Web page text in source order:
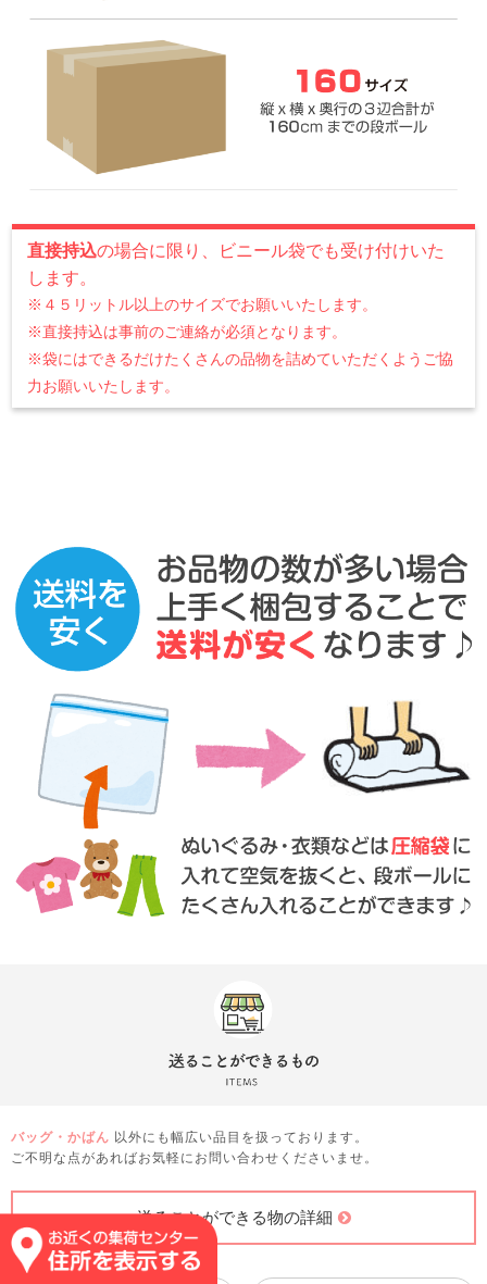
直接持込の場合に限り、ビニール袋でも受け付けいた
します。
※４５リットル以上のサイズでお願いいたします。
※直接持込は事前のご連絡が必須となります。
※袋にはできるだけたくさんの品物を詰めていただくようご協
力お願いいたします。
バッグ・かばん 以外にも幅広い品目を扱っております。
ご不明な点があればお気軽にお問い合わせくださいませ。
送ることができる物の詳細